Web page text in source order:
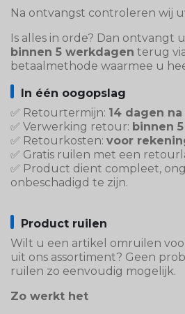
Na ontvangst controleren wij
Is alles in orde? Dan ontvangt
binnen 5 werkdagen terug
betaalmethode waarmee u
In één oogopslag
✅ Retourtermijn: 14 dagen
✅ Verwerking retour: binnen
✅ Retourkosten: voor
✅ Gratis ruilen met een
✅ Product dient compleet,
onbeschadigd te zijn.
Product ruilen
Wilt u een artikel omruilen
uit ons assortiment? Geen
ruilen zo eenvoudig mogelijk.
Zo werkt het